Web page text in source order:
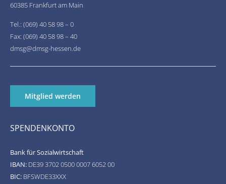
60385 Frankfurt am Main
Tel.: (069) 40 58 98 – 0
Fax: (069) 40 58 98 – 40
dmsg@dmsg-hessen.de
Mitglied werden
SPENDENKONTO
Bank für Sozialwirtschaft
IBAN:DE39 3702 0500 0007 6052 00
BIC: BFSWDE33XXX